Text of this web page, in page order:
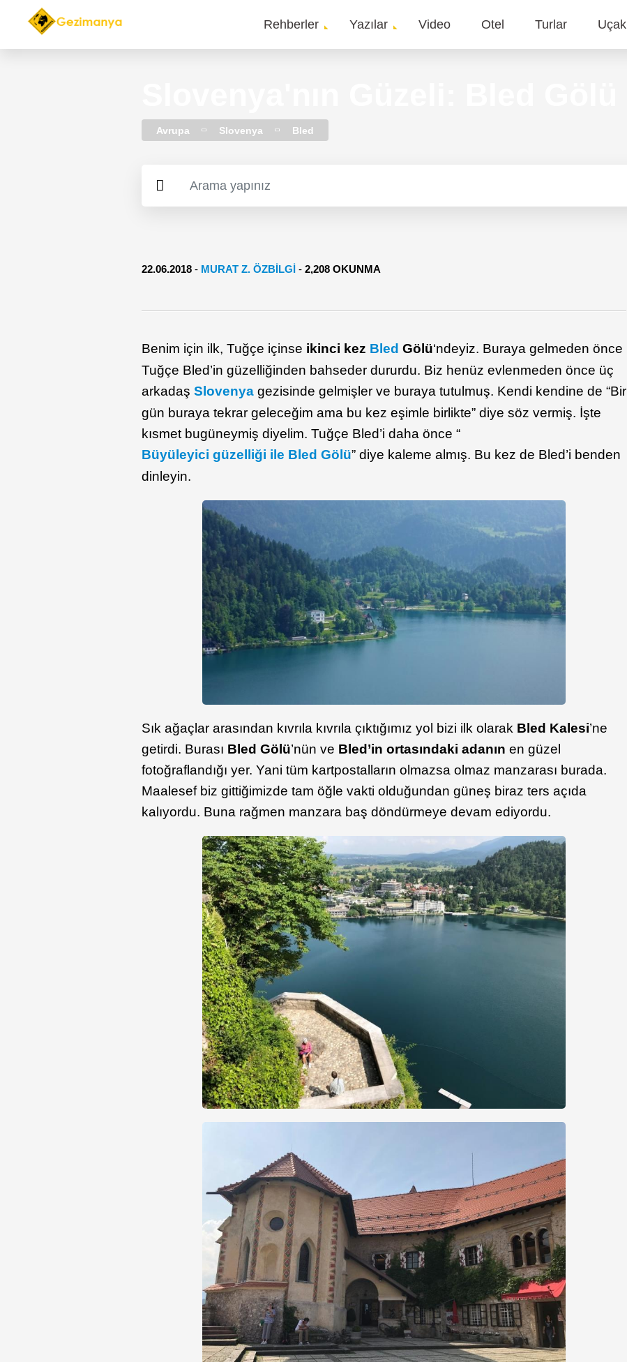
Main
Rehberler Yazılar Video Otel Turlar Uçak
Avrupa Slovenya Bled
22.06.2018 - MURAT Z. ÖZBİLGİ -2,208 OKUNMA
Benim için ilk, Tuğçe içinse ikinci kez Bled Gölü‘ndeyiz. Buraya gelmeden önce
Tuğçe Bled’in güzelliğinden bahseder dururdu. Biz henüz evlenmeden önce üç
arkadaşSlovenya gezisinde gelmişler ve buraya tutulmuş. Kendi kendine de “Bir
gün buraya tekrar geleceğim ama bu kez eşimle birlikte” diye söz vermiş. İşte
kısmet bugüneymiş diyelim. Tuğçe Bled’i daha önce “
Büyüleyici güzelliği ile Bled Gölü” diye kaleme almış. Bu kez de Bled’i benden
dinleyin.
Sık ağaçlar arasından kıvrıla kıvrıla çıktığımız yol bizi ilk olarak Bled Kalesi’ne
getirdi. Burası Bled Gölü’nün ve Bled’in ortasındaki adanın en güzel
fotoğraflandığı yer. Yani tüm kartpostalların olmazsa olmaz manzarası burada.
Maalesef biz gittiğimizde tam öğle vakti olduğundan güneş biraz ters açıda
kalıyordu. Buna rağmen manzara baş döndürmeye devam ediyordu.